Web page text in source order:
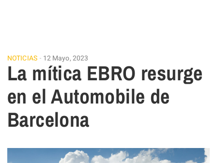
NOTICIAS 12 Mayo, 2023
La mítica EBRO resurge
en el Automobile de
Barcelona